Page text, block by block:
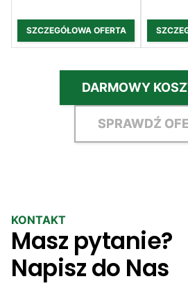
SZCZEGÓŁOWA OFERTA
DARMOWY
SPRAWDŹ
KONTAKT
Masz pytanie?
Napisz do Nas